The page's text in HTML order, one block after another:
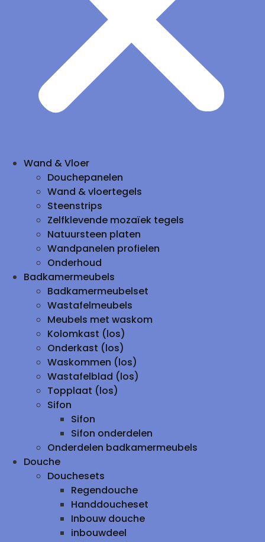
Wand & Vloer
Douchepanelen
Wand & vloertegels
Steenstrips
Zelfklevende mozaïek tegels
Natuursteen platen
Wandpanelen profielen
Onderhoud
Badkamermeubels
Badkamermeubelset
Wastafelmeubels
Meubels met waskom
Kolomkast (los)
Onderkast (los)
Waskommen (los)
Wastafelblad (los)
Topplaat (los)
Sifon
Sifon
Sifon onderdelen
Onderdelen badkamermeubels
Douche
Douchesets
Regendouche
Handdoucheset
Inbouw douche
inbouwdeel